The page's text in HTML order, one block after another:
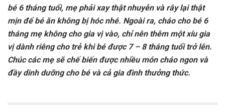
bé 6 tháng tuổi, mẹ phải xay thật nhuyễn và rây lại thật
mịn để bé ăn không bị hóc nhé. Ngoài ra, cháo cho bé 6
tháng mẹ không cho gia vị vào, chỉ nên thêm một xíu gia
vị dành riêng cho trẻ khi bé được 7 – 8 tháng tuổi trở lên.
Chúc các mẹ sẽ chế biến được nhiều món cháo ngon và
đầy dinh dưỡng cho bé và cả gia đình thưởng thức.